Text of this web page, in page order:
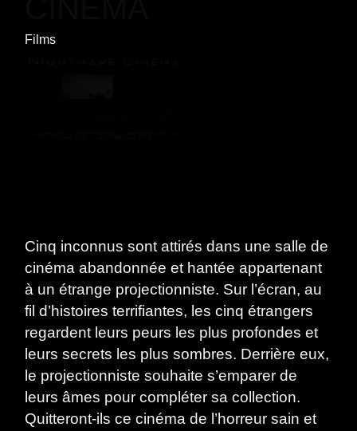
Films
Cinq inconnus sont attirés dans une salle de
cinéma abandonnée et hantée appartenant
à un étrange projectionniste. Sur l’écran, au
fil d’histoires terrifiantes, les cinq étrangers
regardent leurs peurs les plus profondes et
leurs secrets les plus sombres. Derrière eux,
le projectionniste souhaite s’emparer de
leurs âmes pour compléter sa collection.
Quitteront-ils ce cinéma de l’horreur sain et